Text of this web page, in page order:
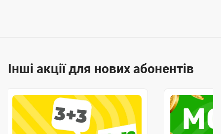
Інші акції для нових абонентів